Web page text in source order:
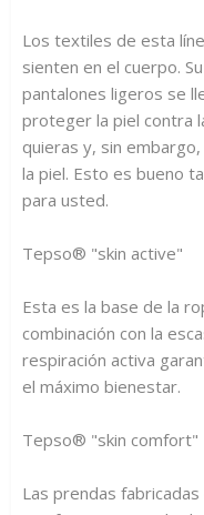
Los textiles de esta
sienten en el cuerpo.
pantalones ligeros se
proteger la piel contra
quieras y, sin
la piel. Esto es bueno
para usted.
Tepso® "skin active"
Esta es la base de la
combinación con la
respiración activa
el máximo bienestar.
Tepso® "skin comfort"
Las prendas